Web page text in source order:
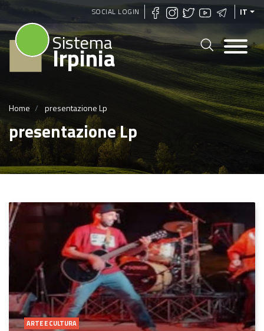
Salta
al
contenuto
principale
SOCIAL LOGIN IT
Sistema
Irpinia
Home presentazione Lp
presentazione Lp
ARTE E CULTURA